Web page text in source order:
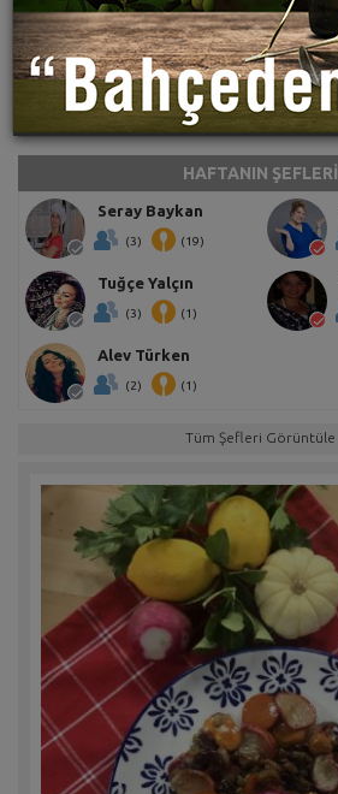
HAFTANIN ŞEFLERİ
Seray Baykan
(3) (19)
Tuğçe Yalçın
(3) (1)
Alev Türken
(2) (1)
Tüm Şefleri Görüntüle